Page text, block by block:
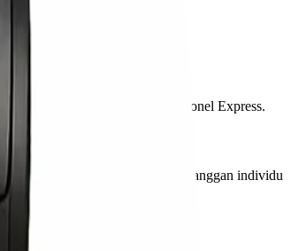
mengantar barang ke kantor Lionel Express.
ini sangat cocok untuk pelanggan individu